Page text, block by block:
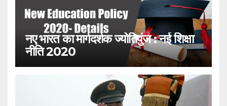
नए भारत का मार्गदर्शक ज्योतिपुंज : नई शिक्षा
नीति 2020